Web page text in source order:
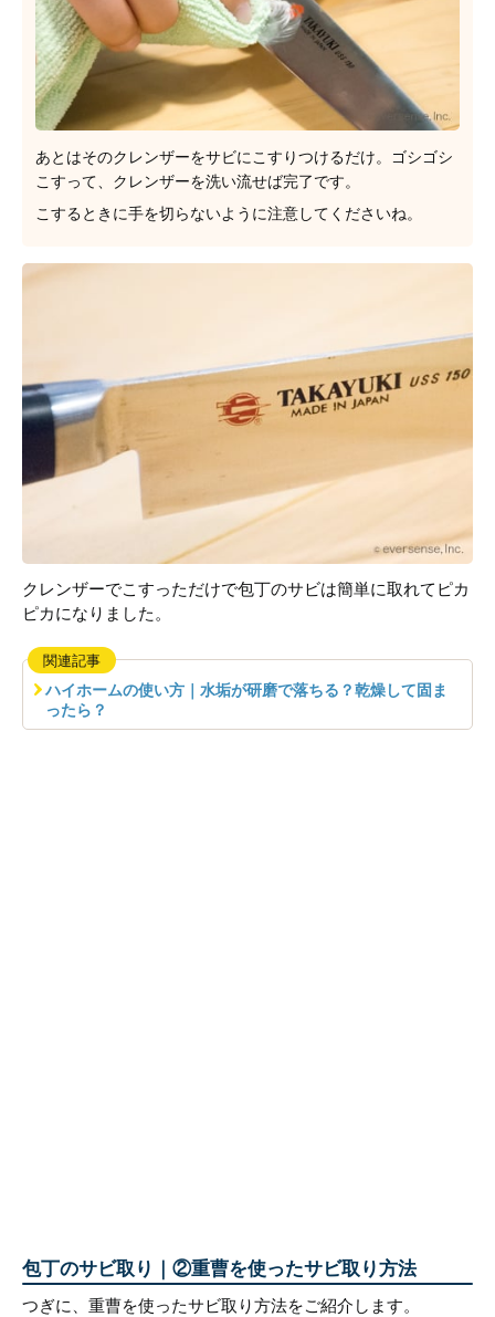
あとはそのクレンザーをサビにこすりつけるだけ。ゴシゴシ
こすって、クレンザーを洗い流せば完了です。
こするときに手を切らないように注意してくださいね。
クレンザーでこすっただけで包丁のサビは簡単に取れてピカ
ピカになりました。
関連記事
ハイホームの使い方｜水垢が研磨で落ちる？乾燥して固ま
ったら？
包丁のサビ取り｜②重曹を使ったサビ取り方法
つぎに、重曹を使ったサビ取り方法をご紹介します。